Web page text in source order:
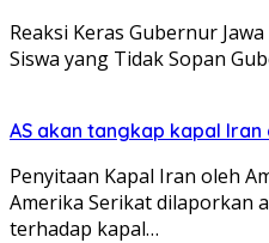
Reaksi Keras Gubernur
Siswa yang Tidak Sopan
AS akan tangkap kapal
Penyitaan Kapal Iran oleh
Amerika Serikat dilaporkan
terhadap kapal…